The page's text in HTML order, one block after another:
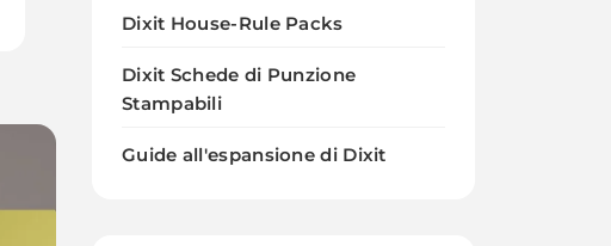
Dixit House-Rule Packs
Dixit Schede di Punzione
Stampabili
Guide all'espansione di Dixit